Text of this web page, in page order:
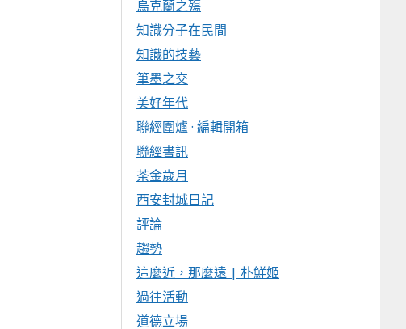
烏克蘭之殤
知識分子在民間
知識的技藝
筆墨之交
美好年代
聯經圍爐 · 編輯開箱
聯經書訊
茶金歲月
西安封城日記
評論
趨勢
這麼近，那麼遠 | 朴鮮姬
過往活動
道德立場